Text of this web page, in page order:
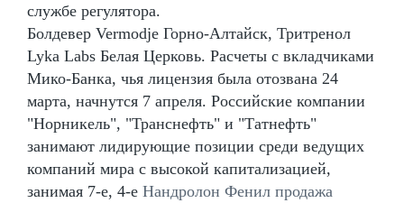
службе регулятора.
Болдевер Vermodje Горно-Алтайск, Тритренол
Lyka Labs Белая Церковь. Расчеты с вкладчиками
Мико-Банка, чья лицензия была отозвана 24
марта, начнутся 7 апреля. Российские компании
"Норникель", "Транснефть" и "Татнефть"
занимают лидирующие позиции среди ведущих
компаний мира с высокой капитализацией,
занимая 7-е, 4-е Нандролон Фенил продажа